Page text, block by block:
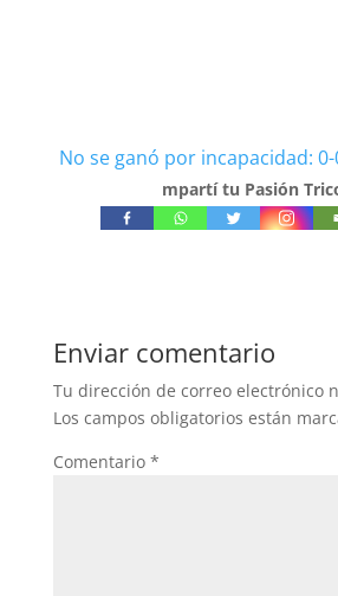
No se ganó por incapacidad:
mpartí tu Pasión
Enviar comentario
Tu dirección de correo electrónico
Los campos obligatorios están
Comentario *